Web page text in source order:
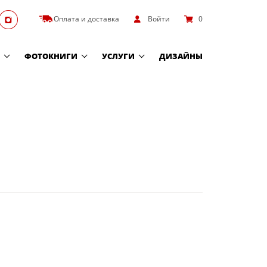
Оплата и доставка Войти 0
ФОТОКНИГИ УСЛУГИ ДИЗАЙНЫ